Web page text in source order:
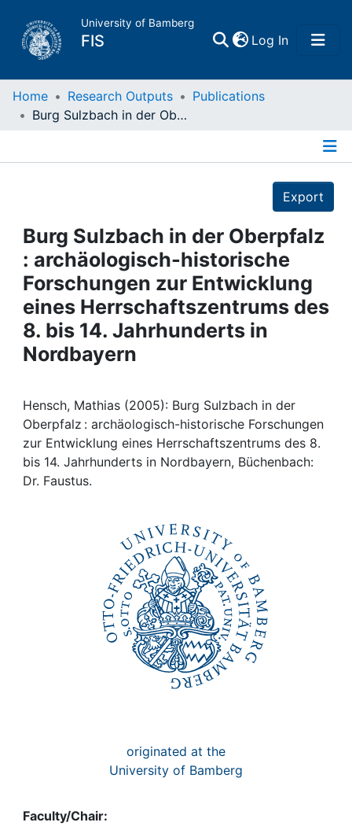
University of Bamberg
FIS Log In(current)
Home
Projects
People
Institutions
Awards
Help
Home Research Outputs
Publications
Burg Sulzbach in der Oberpfalz : archäologisch-historische Forschungen zur Entwicklung eines Herrschaftszentrums des 8. bis 14. Jahrhunderts in Nordbayern
Export
Burg Sulzbach in der Oberpfalz
: archäologisch-historische
Forschungen zur Entwicklung
eines Herrschaftszentrums des
8. bis 14. Jahrhunderts in
Nordbayern
Hensch, Mathias (2005): Burg Sulzbach in der
Oberpfalz : archäologisch-historische Forschungen
zur Entwicklung eines Herrschaftszentrums des 8.
bis 14. Jahrhunderts in Nordbayern, Büchenbach:
Dr. Faustus.
originated at the
University of Bamberg
Faculty/Chair: